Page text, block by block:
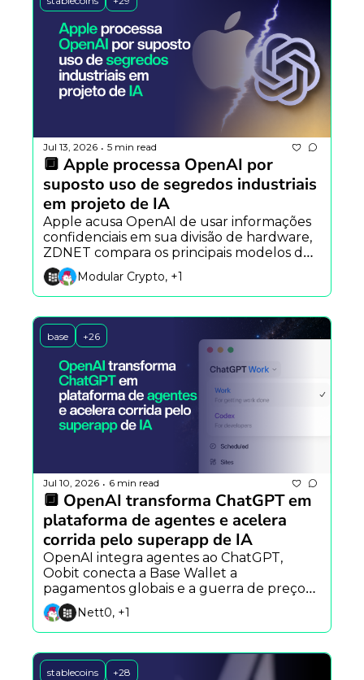
Jul 13, 2026 • 5 min read
🔲 Apple processa OpenAI por
suposto uso de segredos industriais
em projeto de IA
Apple acusa OpenAI de usar informações
confidenciais em sua divisão de hardware,
ZDNET compara os principais modelos de
IA de 2026 e Ethereum mostra que
humanos ainda são essenciais na
segurança.
Modular Crypto, +1
base +26
Jul 10, 2026 • 6 min read
🔲 OpenAI transforma ChatGPT em
plataforma de agentes e acelera
corrida pelo superapp de IA
OpenAI integra agentes ao ChatGPT,
Oobit conecta a Base Wallet a
pagamentos globais e a guerra de preços
entre modelos de IA se intensifica com
Meta e SpaceXAI.
Nett0, +1
stablecoins +28